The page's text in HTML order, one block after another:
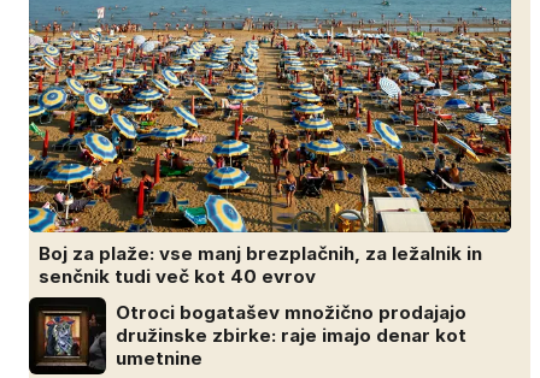
Boj za plaže: vse manj brezplačnih, za ležalnik in
senčnik tudi več kot 40 evrov
Otroci bogatašev množično prodajajo
družinske zbirke: raje imajo denar kot
umetnine